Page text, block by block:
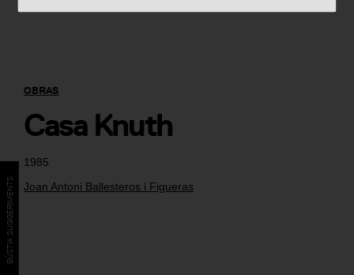
1985
Joan Antoni Ballesteros i Figueras
OBRAS
Casa Knuth
BÚSTIA SUGGERIMENTS